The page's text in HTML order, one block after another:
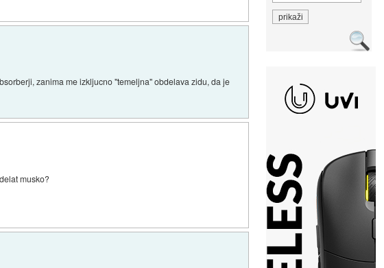
zanima me izkljucno "temeljna" obdelava zidu, da je
musko?